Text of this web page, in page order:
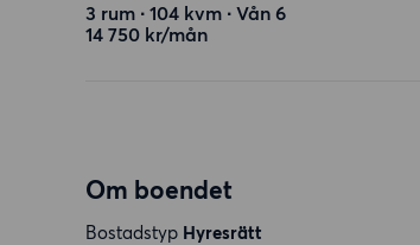
3 rum ∙ 104 kvm ∙ Vån 6
14 750 kr/mån
Om boendet
Bostadstyp Hyresrätt